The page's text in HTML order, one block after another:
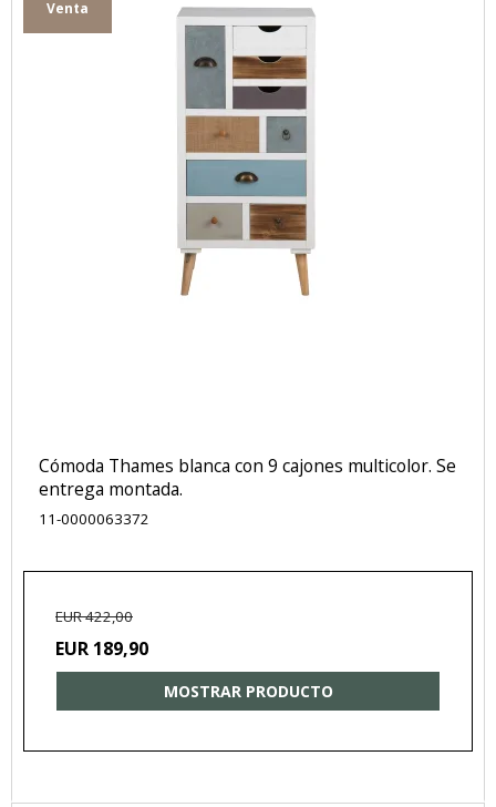
Venta
Cómoda Thames blanca con 9 cajones multicolor. Se
entrega montada.
11-0000063372
EUR 422,00
EUR 189,90
MOSTRAR PRODUCTO